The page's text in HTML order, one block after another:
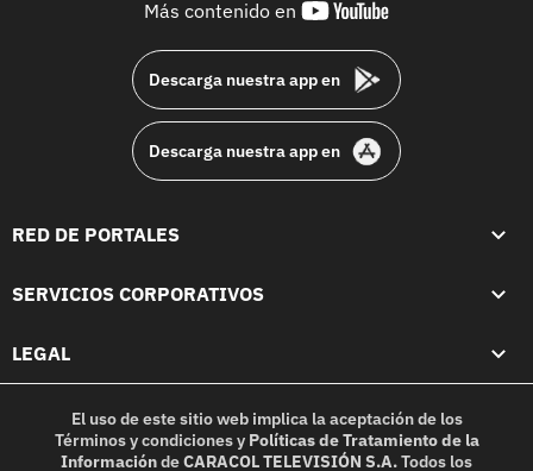
Más contenido en
youtube-
Descarga nuestra app en
Descarga nuestra app en
RED DE PORTALES
SERVICIOS CORPORATIVOS
LEGAL
El uso de este sitio web implica la aceptación de los
Términos y condicionesy Políticas de Tratamiento de la
InformacióndeCARACOL TELEVISIÓN S.A.Todos los